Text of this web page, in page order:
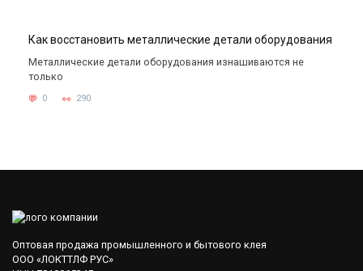
Как восстановить металлические детали оборудования
Металлические детали оборудования изнашиваются не
только
0 290
Оптовая продажа промышленного и бытового клея
ООО «ЛОКТТЛФ РУС»